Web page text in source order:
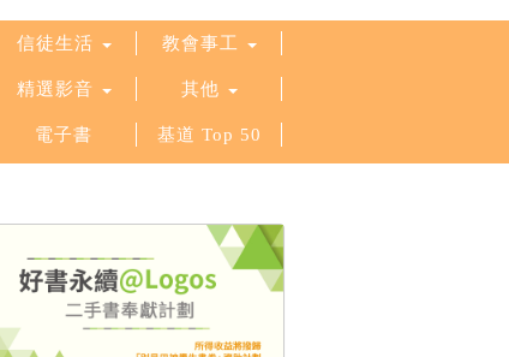
信徒生活 教會事工
精選影音 其他
電子書 基道 Top 50